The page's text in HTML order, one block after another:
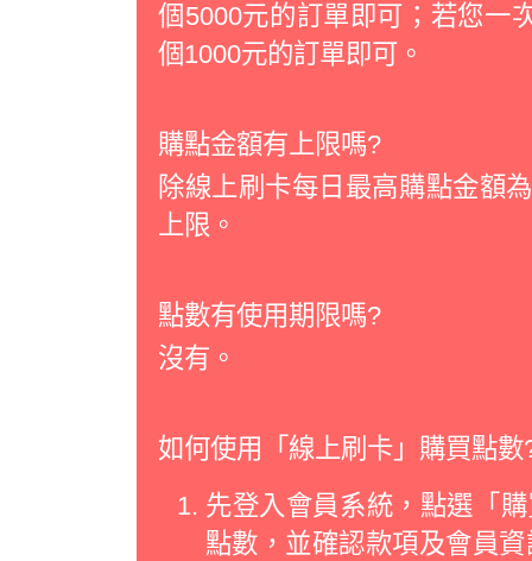
個5000元的訂單即可；若您一
個1000元的訂單即可。
購點金額有上限嗎?
除線上刷卡每日最高購點金額
上限。
點數有使用期限嗎?
沒有。
如何使用「線上刷卡」購買點數
先登入會員系統，點選「
點數，並確認款項及會員